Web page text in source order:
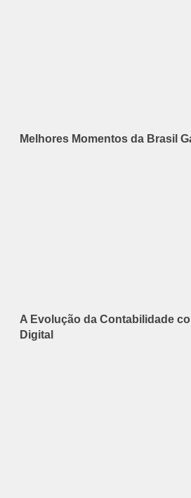
Melhores Momentos da Brasil
A Evolução da Contabilidade
Digital